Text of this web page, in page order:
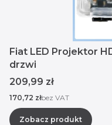
Fiat LED Projektor
drzwi
Cena
209,99 zł
Cena
170,72 złbez VAT
Zobacz produkt